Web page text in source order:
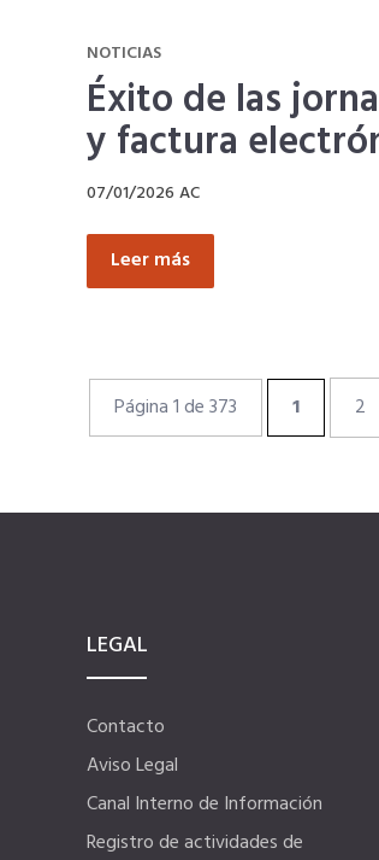
NOTICIAS
Éxito de las
y factura
07/01/2026 AC
Leer más
Página 1 de 373 1 2
LEGAL
Contacto
Aviso Legal
Canal Interno de Información
Registro de actividades de